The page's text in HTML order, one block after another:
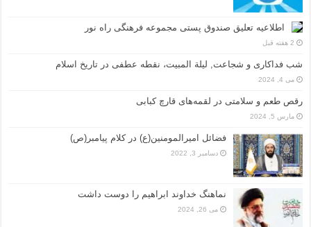
اطلاعیه تعلیق صندوق پستی مجموعه فرهنگی راه نور
2 هفته قبل
شب فداکاری و شجاعت, لیلة المبیت، نقطه عطفی در تاریخ اسلام
می 4, 2024
رقص طعم و سلامتی در لقمه‌های قارچ کبابی
مارس 5, 2024
فضائل امیرالمومنین(ع) در کلام پیامبر(ص)
دسامبر 3, 2022
نماهنگ خداوند ابراهیم را دوست داشت
می 26, 2024